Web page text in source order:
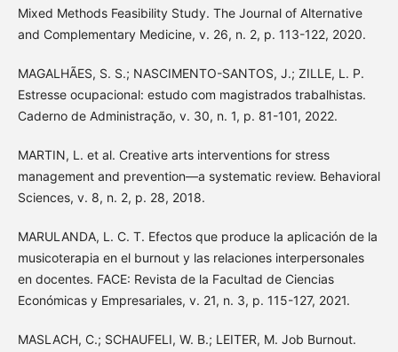
Mixed Methods Feasibility Study. The Journal of Alternative
and Complementary Medicine, v. 26, n. 2, p. 113-122, 2020.
MAGALHÃES, S. S.; NASCIMENTO-SANTOS, J.; ZILLE, L. P.
Estresse ocupacional: estudo com magistrados trabalhistas.
Caderno de Administração, v. 30, n. 1, p. 81-101, 2022.
MARTIN, L. et al. Creative arts interventions for stress
management and prevention—a systematic review. Behavioral
Sciences, v. 8, n. 2, p. 28, 2018.
MARULANDA, L. C. T. Efectos que produce la aplicación de la
musicoterapia en el burnout y las relaciones interpersonales
en docentes. FACE: Revista de la Facultad de Ciencias
Económicas y Empresariales, v. 21, n. 3, p. 115-127, 2021.
MASLACH, C.; SCHAUFELI, W. B.; LEITER, M. Job Burnout.